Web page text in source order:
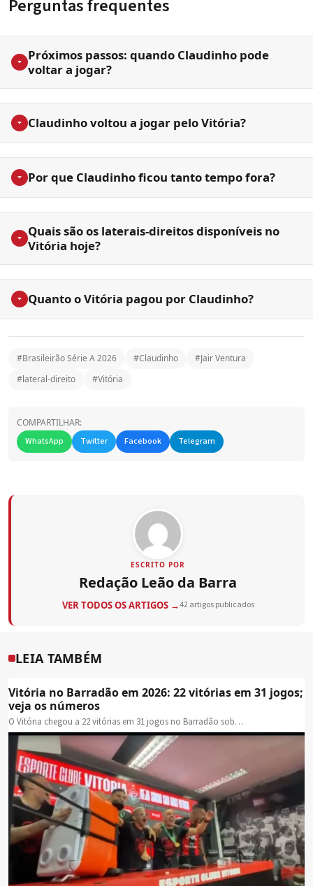
Perguntas frequentes
Próximos passos: quando Claudinho pode
voltar a jogar?
Claudinho voltou a jogar pelo Vitória?
Por que Claudinho ficou tanto tempo fora?
Quais são os laterais-direitos disponíveis no
Vitória hoje?
Quanto o Vitória pagou por Claudinho?
#Brasileirão Série A 2026 #Claudinho
#Jair Ventura
#lateral-direito
#Vitória
COMPARTILHAR:
WhatsApp
Twitter Facebook Telegram
ESCRITO POR
Redação Leão da Barra
VER TODOS OS ARTIGOS →42 artigos publicados
LEIA TAMBÉM
Vitória no Barradão em 2026: 22 vitórias em 31 jogos;
veja os números
O Vitória chegou a 22 vitórias em 31 jogos no Barradão sob…